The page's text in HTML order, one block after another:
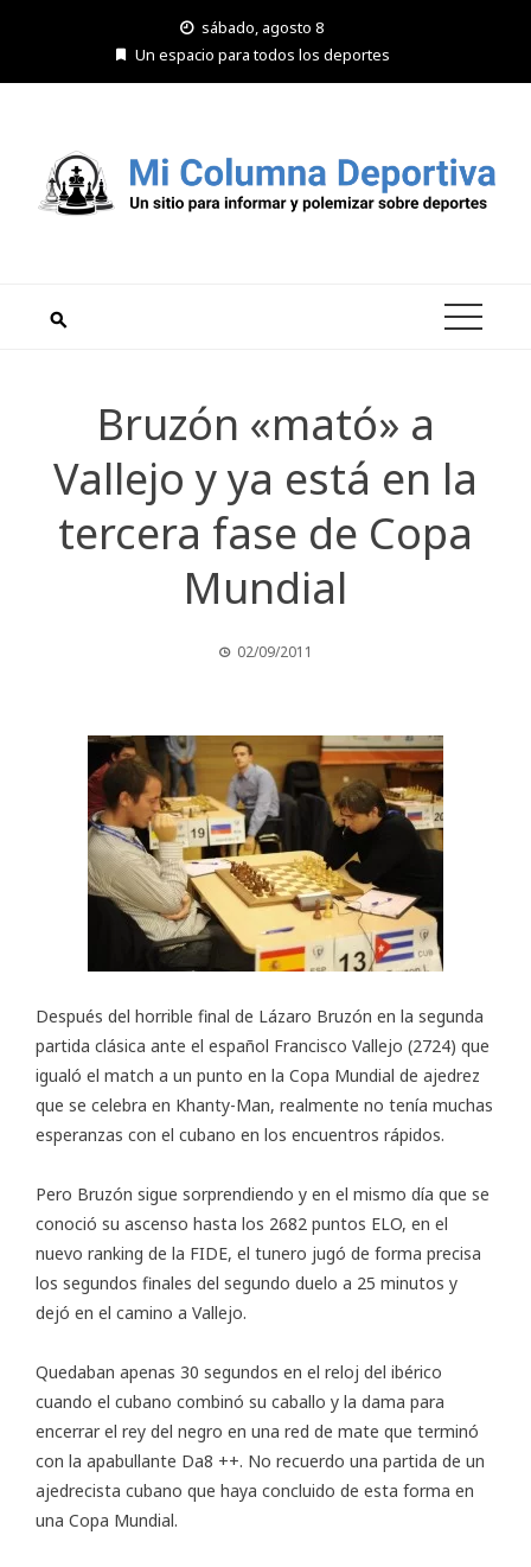
sábado, agosto 8
Un espacio para todos los deportes
Bruzón «mató» a
Vallejo y ya está en la
tercera fase de Copa
Mundial
02/09/2011
Después del horrible final de Lázaro Bruzón en la segunda
partida clásica ante el español Francisco Vallejo (2724) que
igualó el match a un punto en la Copa Mundial de ajedrez
que se celebra en Khanty-Man, realmente no tenía muchas
esperanzas con el cubano en los encuentros rápidos.
Pero Bruzón sigue sorprendiendo y en el mismo día que se
conoció su ascenso hasta los 2682 puntos ELO, en el
nuevo ranking de la FIDE, el tunero jugó de forma precisa
los segundos finales del segundo duelo a 25 minutos y
dejó en el camino a Vallejo.
Quedaban apenas 30 segundos en el reloj del ibérico
cuando el cubano combinó su caballo y la dama para
encerrar el rey del negro en una red de mate que terminó
con la apabullante Da8 ++. No recuerdo una partida de un
ajedrecista cubano que haya concluido de esta forma en
una Copa Mundial.